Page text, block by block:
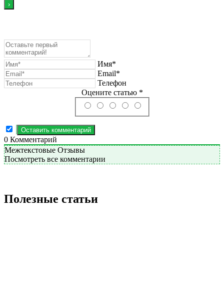
Имя*
Email*
Телефон
Оцените статью *
0 Комментарий
Межтекстовые Отзывы
Посмотреть все комментарии
Полезные статьи